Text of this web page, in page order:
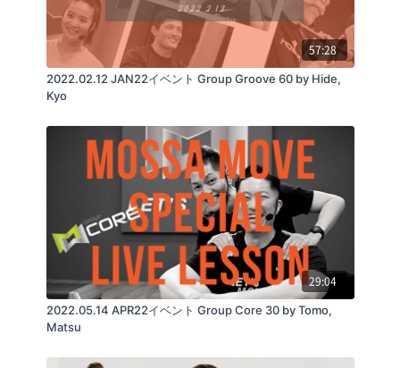
57:28
2022.02.12 JAN22イベント Group Groove 60 by Hide,
Kyo
29:04
2022.05.14 APR22イベント Group Core 30 by Tomo,
Matsu